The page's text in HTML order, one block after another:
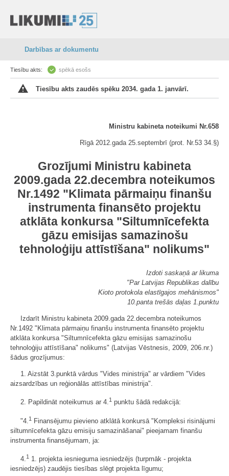
Darbības ar dokumentu
Tiesību akts: spēkā esošs
Tiesību akts zaudēs spēku 2034. gada 1. janvārī.
Ministru kabineta noteikumi Nr.658
Rīgā 2012.gada 25.septembrī (prot. Nr.53 34.§)
Grozījumi Ministru kabineta
2009.gada 22.decembra noteikumos
Nr.1492 "Klimata pārmaiņu finanšu
instrumenta finansēto projektu
atklāta konkursa "Siltumnīcefekta
gāzu emisijas samazinošu
tehnoloģiju attīstīšana" nolikums"
Izdoti saskaņā ar likuma
"Par Latvijas Republikas dalību
Kioto protokola elastīgajos mehānismos"
10.panta trešās daļas 1.punktu
Izdarīt Ministru kabineta 2009.gada 22.decembra noteikumos
Nr.1492 "Klimata pārmaiņu finanšu instrumenta finansēto projektu
atklāta konkursa "Siltumnīcefekta gāzu emisijas samazinošu
tehnoloģiju attīstīšana" nolikums" (Latvijas Vēstnesis, 2009, 206.nr.)
šādus grozījumus:
1. Aizstāt 3.punktā vārdus "Vides ministrija" ar vārdiem "Vides
aizsardzības un reģionālās attīstības ministrija".
2. Papildināt noteikumus ar 4.1 punktu šādā redakcijā:
"4. 1 Finansējumu pievieno atklātā konkursā "Kompleksi risinājumi
siltumnīcefekta gāzu emisiju samazināšanai" pieejamam finanšu
instrumenta finansējumam, ja:
4. 1 1. projekta iesnieguma iesniedzējs (turpmāk - projekta
iesniedzējs) zaudējis tiesības slēgt projekta līgumu;